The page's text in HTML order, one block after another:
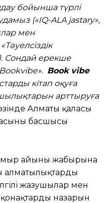
бойынша түрлі
(«IQ-ALA jastary»,
мен
Сондай ерекше
Book vibe
кітап оқуға
арттыруға
Алматы қаласы
басшысы
айының жаңбырына
алматылықтардың
жазушылар мен
қонақтардың назарын